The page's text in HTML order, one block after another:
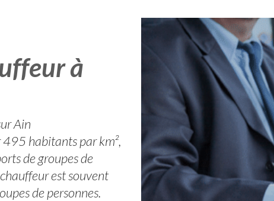
à
Ain
habitants par km²,
de groupes de
est souvent
de personnes.